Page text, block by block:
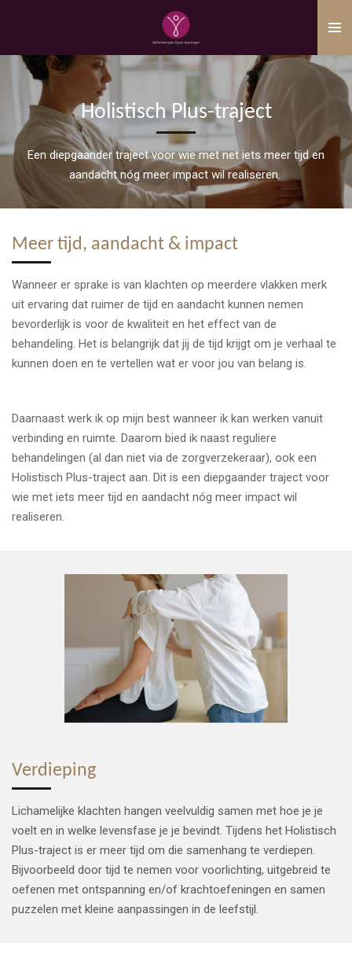
naar
hoofdinhoud
Holistisch Plus-traject
Een diepgaander traject voor wie met net iets meer tijd en
aandacht nóg meer impact wil realiseren.
Meer tijd, aandacht & impact
Wanneer er sprake is van klachten op meerdere vlakken merk
uit ervaring dat ruimer de tijd en aandacht kunnen nemen
bevorderlijk is voor de kwaliteit en het effect van de
behandeling. Het is belangrijk dat jij de tijd krijgt om je verhaal te
kunnen doen en te vertellen wat er voor jou van belang is.
Daarnaast werk ik op mijn best wanneer ik kan werken vanuit
verbinding en ruimte. Daarom bied ik naast reguliere
behandelingen (al dan niet via de zorgverzekeraar), ook een
Holistisch Plus-traject aan. Dit is een diepgaander traject voor
wie met iets meer tijd en aandacht nóg meer impact wil
realiseren.
Verdieping
Lichamelijke klachten hangen veelvuldig samen met hoe je je
voelt en in welke levensfase je je bevindt. Tijdens het Holistisch
Plus-traject is er meer tijd om die samenhang te verdiepen.
Bijvoorbeeld door tijd te nemen voor voorlichting, uitgebreid te
oefenen met ontspanning en/of krachtoefeningen en samen
puzzelen met kleine aanpassingen in de leefstijl.